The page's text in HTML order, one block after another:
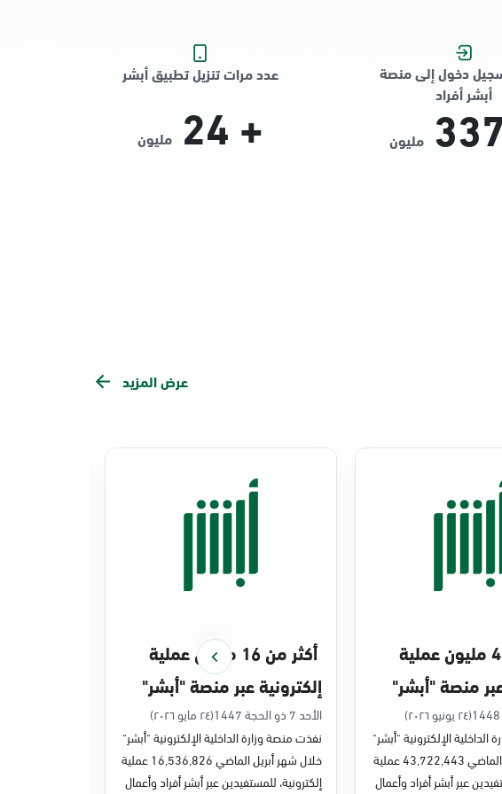
دخول إلى منصة
أبشر أفراد
337 مليون
عدد مرات تنزيل تطبيق أبشر
+
24 مليون
عرض المزيد
أكثر من 43 مليون عملية
منصة "أبشر"
(٢٤ يونيو ٢٠٢٦)
الإلكترونية "أبشر"
خلال شهر مايو الماضي 43,722,443 عملية
عبر أبشر أفراد وأعمال
أكثر من 16 مليون عملية
إلكترونية عبر منصة "أبشر"
في أبريل 2026م
الأحد 7 ذو الحجة 1447
(٢٤ مايو ٢٠٢٦)
نفذت منصة وزارة الداخلية الإلكترونية "أبشر"
خلال شهر أبريل الماضي 16,536,826 عملية
إلكترونية، للمستفيدين عبر أبشر أفراد وأعمال